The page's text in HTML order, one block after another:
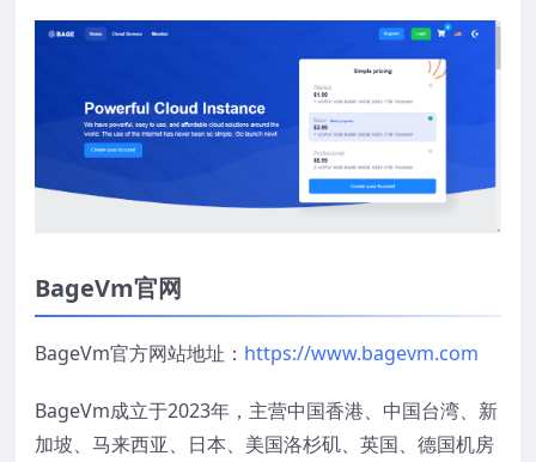
BageVm官网
BageVm官方网站地址： https://www.bagevm.com
BageVm成立于2023年，主营中国香港、中国台湾、新
加坡、马来西亚、日本、美国洛杉矶、英国、德国机房